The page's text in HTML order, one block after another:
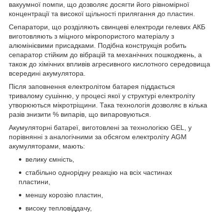
вакуумної помпи, що дозволяє досягти його рівномірної
концентрації та високої щільності прилягання до пластин.
Сепаратори, що розділяють свинцеві електроди гелевих АКБ
виготовляють з міцного мікропористого матеріалу з
алюмінієвими присадками. Подібна конструкція робить
сепаратор стійким до вібрацій та механічних пошкоджень, а
також до хімічних впливів агресивного кислотного середовища
всередині акумулятора.
Після заповнення електролітом батарея піддається
тривалому сушінню, у процесі якої у структурі електроліту
утворюються мікротріщини. Така технологія дозволяє в кілька
разів знизити % випарів, що випаровуються.
Акумуляторні батареї, виготовлені за технологією GEL, у
порівнянні з аналогічними за обсягом електроліту AGM
акумуляторами, мають:
велику ємність,
стабільно однорідну реакцію на всіх частинах
пластини,
меншу корозію пластин,
високу тепловіддачу,